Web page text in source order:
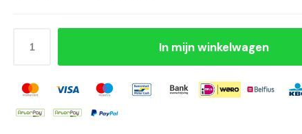
In mijn winkelwagen